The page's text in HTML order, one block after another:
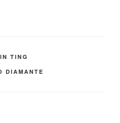
TING
DIAMANTE